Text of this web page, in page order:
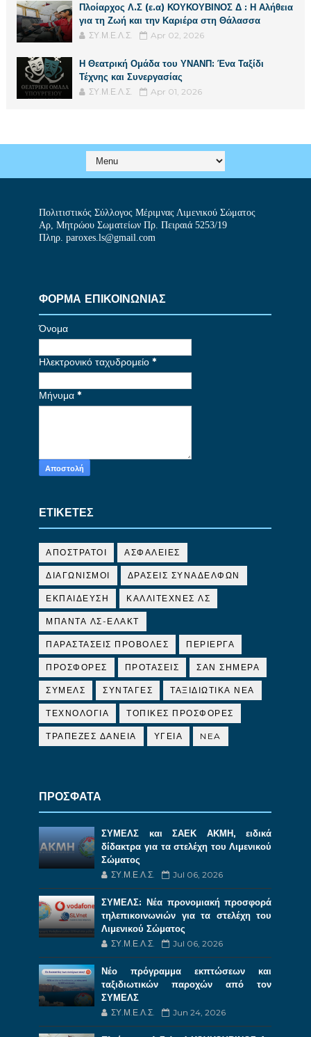
Πλοίαρχος Λ.Σ (ε.α) ΚΟΥΚΟΥΒΙΝΟΣ Δ : Η Αλήθεια
για τη Ζωή και την Καριέρα στη Θάλασσα
ΣΥ.Μ.Ε.Λ.Σ. Apr 02, 2026
Η Θεατρική Ομάδα του ΥΝΑΝΠ: Ένα Ταξίδι
Τέχνης και Συνεργασίας
ΣΥ.Μ.Ε.Λ.Σ. Apr 01, 2026
Πολιτιστικός Σύλλογος Μέριμνας Λιμενικού Σώματος
Αρ, Μητρώου Σωματείων Πρ. Πειραιά 5253/19
Πληρ. paroxes.ls@gmail.com
ΦΟΡΜΑ ΕΠΙΚΟΙΝΩΝΙΑΣ
Όνομα
Ηλεκτρονικό ταχυδρομείο *
Μήνυμα *
ΕΤΙΚΕΤΕΣ
ΑΠΟΣΤΡΑΤΟΙ ΑΣΦΑΛΕΙΕΣ
ΔΙΑΓΩΝΙΣΜΟΙ ΔΡΑΣΕΙΣ ΣΥΝΑΔΕΛΦΩΝ
ΕΚΠΑΙΔΕΥΣΗ ΚΑΛΛΙΤΕΧΝΕΣ ΛΣ
ΜΠΑΝΤΑ ΛΣ-ΕΛΑΚΤ
ΠΑΡΑΣΤΑΣΕΙΣ ΠΡΟΒΟΛΕΣ ΠΕΡΙΕΡΓΑ
ΠΡΟΣΦΟΡΕΣ ΠΡΟΤΑΣΕΙΣ ΣΑΝ ΣΗΜΕΡΑ
ΣΥΜΕΛΣ ΣΥΝΤΑΓΕΣ ΤΑΞΙΔΙΩΤΙΚΑ ΝΕΑ
ΤΕΧΝΟΛΟΓΙΑ ΤΟΠΙΚΕΣ ΠΡΟΣΦΟΡΕΣ
ΤΡΑΠΕΖΕΣ ΔΑΝΕΙΑ ΥΓΕΙΑ NEA
ΠΡΟΣΦΑΤΑ
ΣΥΜΕΛΣ και ΣΑΕΚ ΑΚΜΗ, ειδικά
δίδακτρα για τα στελέχη του Λιμενικού
Σώματος
ΣΥ.Μ.Ε.Λ.Σ. Jul 06, 2026
ΣΥΜΕΛΣ: Νέα προνομιακή προσφορά
τηλεπικοινωνιών για τα στελέχη του
Λιμενικού Σώματος
ΣΥ.Μ.Ε.Λ.Σ. Jul 06, 2026
Νέο πρόγραμμα εκπτώσεων και
ταξιδιωτικών παροχών από τον
ΣΥΜΕΛΣ
ΣΥ.Μ.Ε.Λ.Σ. Jun 24, 2026